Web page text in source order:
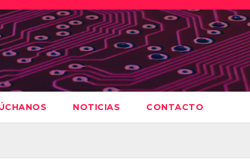
NOTICIAS CONTACTO